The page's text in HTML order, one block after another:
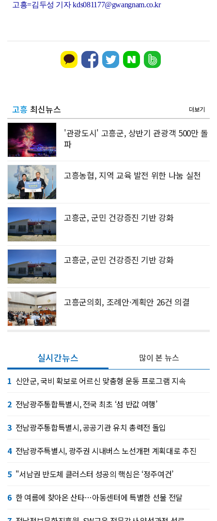
고흥=김두성 기자 kds081177@gwangnam.co.kr
고흥 최신뉴스 더보기
'관광도시' 고흥군, 상반기 관광객 500만 돌
파
고흥농협, 지역 교육 발전 위한 나눔 실천
고흥군, 군민 건강증진 기반 강화
고흥군, 군민 건강증진 기반 강화
고흥군의회, 조례안·계획안 26건 의결
실시간뉴스
1 신안군, 국비 확보로 어르신 맞춤형 운동 프로그램 지속
2 전남광주통합특별시, 전국 최초 ‘섬 반값 여행’
3 전남광주통합특별시, 공공기관 유치 총력전 돌입
4 전남광주특별시, 광주권 시내버스 노선개편 계획대로 추진
5 "서남권 반도체 클러스터 성공의 핵심은 ‘정주여건’
6 한 여름에 찾아온 산타…아동센터에 특별한 선물 전달
많이 본 뉴스